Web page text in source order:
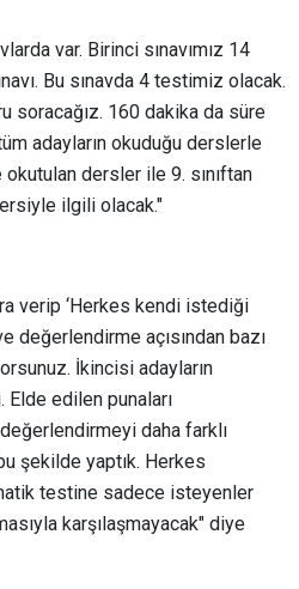
var. Birinci sınavımız 14
Bu sınavda 4 testimiz olacak.
soracağız. 160 dakika da süre
adayların okuduğu derslerle
dersler ile 9. sınıftan
ilgili olacak."
verip ‘Herkes kendi istediği
değerlendirme açısından bazı
İkincisi adayların
Elde edilen punaları
daha farklı
şekilde yaptık. Herkes
testine sadece isteyenler
karşılaşmayacak" diye